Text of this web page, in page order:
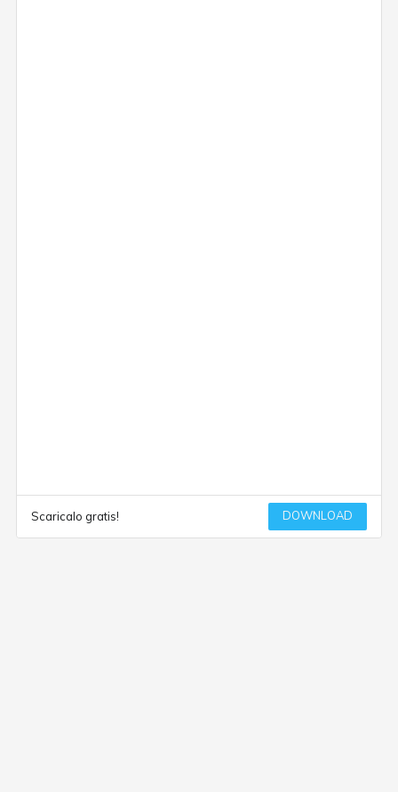
Scaricalo gratis! DOWNLOAD